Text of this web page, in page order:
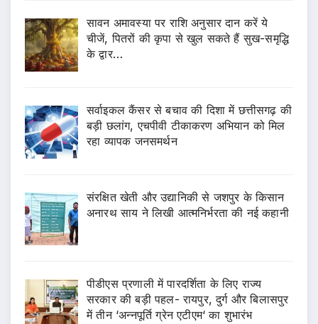
सावन अमावस्या पर राशि अनुसार दान करें ये
चीजें, पितरों की कृपा से खुल सकते हैं सुख-समृद्धि
के द्वार…
सर्वाइकल कैंसर से बचाव की दिशा में छत्तीसगढ़ की
बड़ी छलांग, एचपीवी टीकाकरण अभियान को मिल
रहा व्यापक जनसमर्थन
संरक्षित खेती और उद्यानिकी से जशपुर के किसान
अनारथ साय ने लिखी आत्मनिर्भरता की नई कहानी
पीडीएस प्रणाली में पारदर्शिता के लिए राज्य
सरकार की बड़ी पहल- रायपुर, दुर्ग और बिलासपुर
में तीन ‘अन्नपूर्ति ग्रेन एटीएम‘ का शुभारंभ